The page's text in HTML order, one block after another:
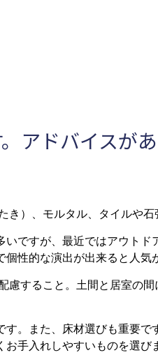
アドバイスが
き）、モルタル、タイルや石
いですが、最近ではアウト
性的な演出が出来ると人気
慮すること。土間と居室の
す。また、床材選びも重要
手入れしやすいものを選び